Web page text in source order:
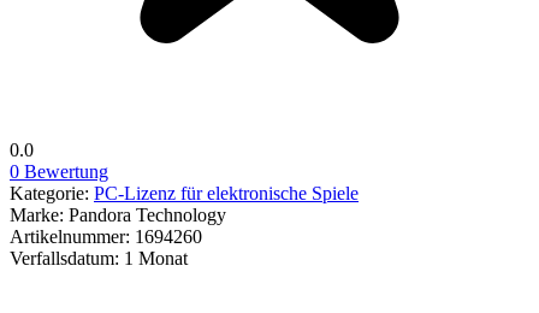
0.0
0 Bewertung
Kategorie: PC-Lizenz für elektronische Spiele
Marke: Pandora Technology
Artikelnummer: 1694260
Verfallsdatum: 1 Monat